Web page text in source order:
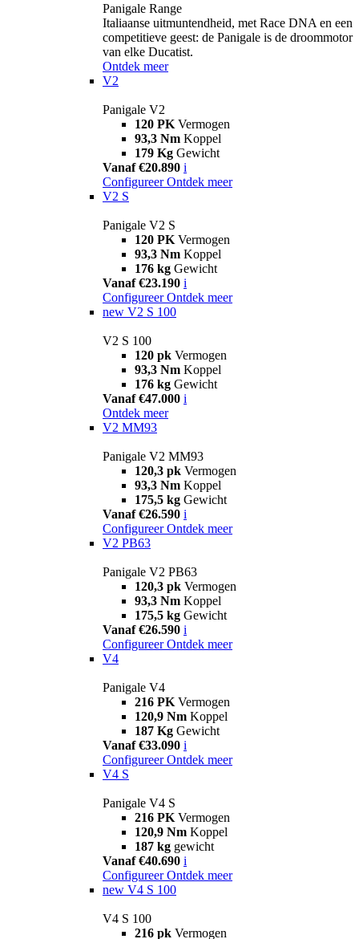
Panigale Range
Italiaanse uitmuntendheid, met Race DNA en een
competitieve geest: de Panigale is de droommotor
van elke Ducatist.
Ontdek meer
V2
Panigale V2
120 PK Vermogen
93,3 Nm Koppel
179 Kg Gewicht
Vanaf €20.890 i
Configureer Ontdek meer
V2 S
Panigale V2 S
120 PK Vermogen
93,3 Nm Koppel
176 kg Gewicht
Vanaf €23.190 i
Configureer Ontdek meer
new V2 S 100
V2 S 100
120 pk Vermogen
93,3 Nm Koppel
176 kg Gewicht
Vanaf €47.000 i
Ontdek meer
V2 MM93
Panigale V2 MM93
120,3 pk Vermogen
93,3 Nm Koppel
175,5 kg Gewicht
Vanaf €26.590 i
Configureer Ontdek meer
V2 PB63
Panigale V2 PB63
120,3 pk Vermogen
93,3 Nm Koppel
175,5 kg Gewicht
Vanaf €26.590 i
Configureer Ontdek meer
V4
Panigale V4
216 PK Vermogen
120,9 Nm Koppel
187 Kg Gewicht
Vanaf €33.090 i
Configureer Ontdek meer
V4 S
Panigale V4 S
216 PK Vermogen
120,9 Nm Koppel
187 kg gewicht
Vanaf €40.690 i
Configureer Ontdek meer
new V4 S 100
V4 S 100
216 pk Vermogen